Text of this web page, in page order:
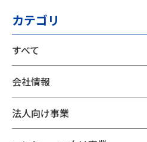
カテゴリ
すべて
会社情報
法人向け事業